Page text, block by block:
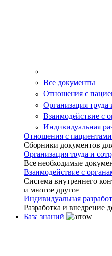
Все документы
Отношения с
Организация труда
Взаимодействие с
Индивидуальная
Отношения с пациентами
Сборники документов
Организация труда и
Все необходимые
Взаимодействие с
Система внутреннего
и многое другое.
Индивидуальная
Разработка и внедрение
База знаний